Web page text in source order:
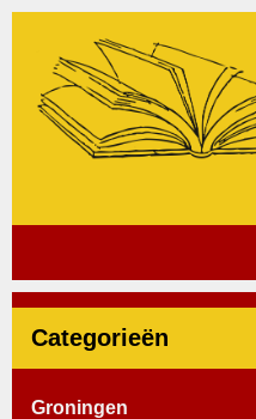
Categorieën
Groningen